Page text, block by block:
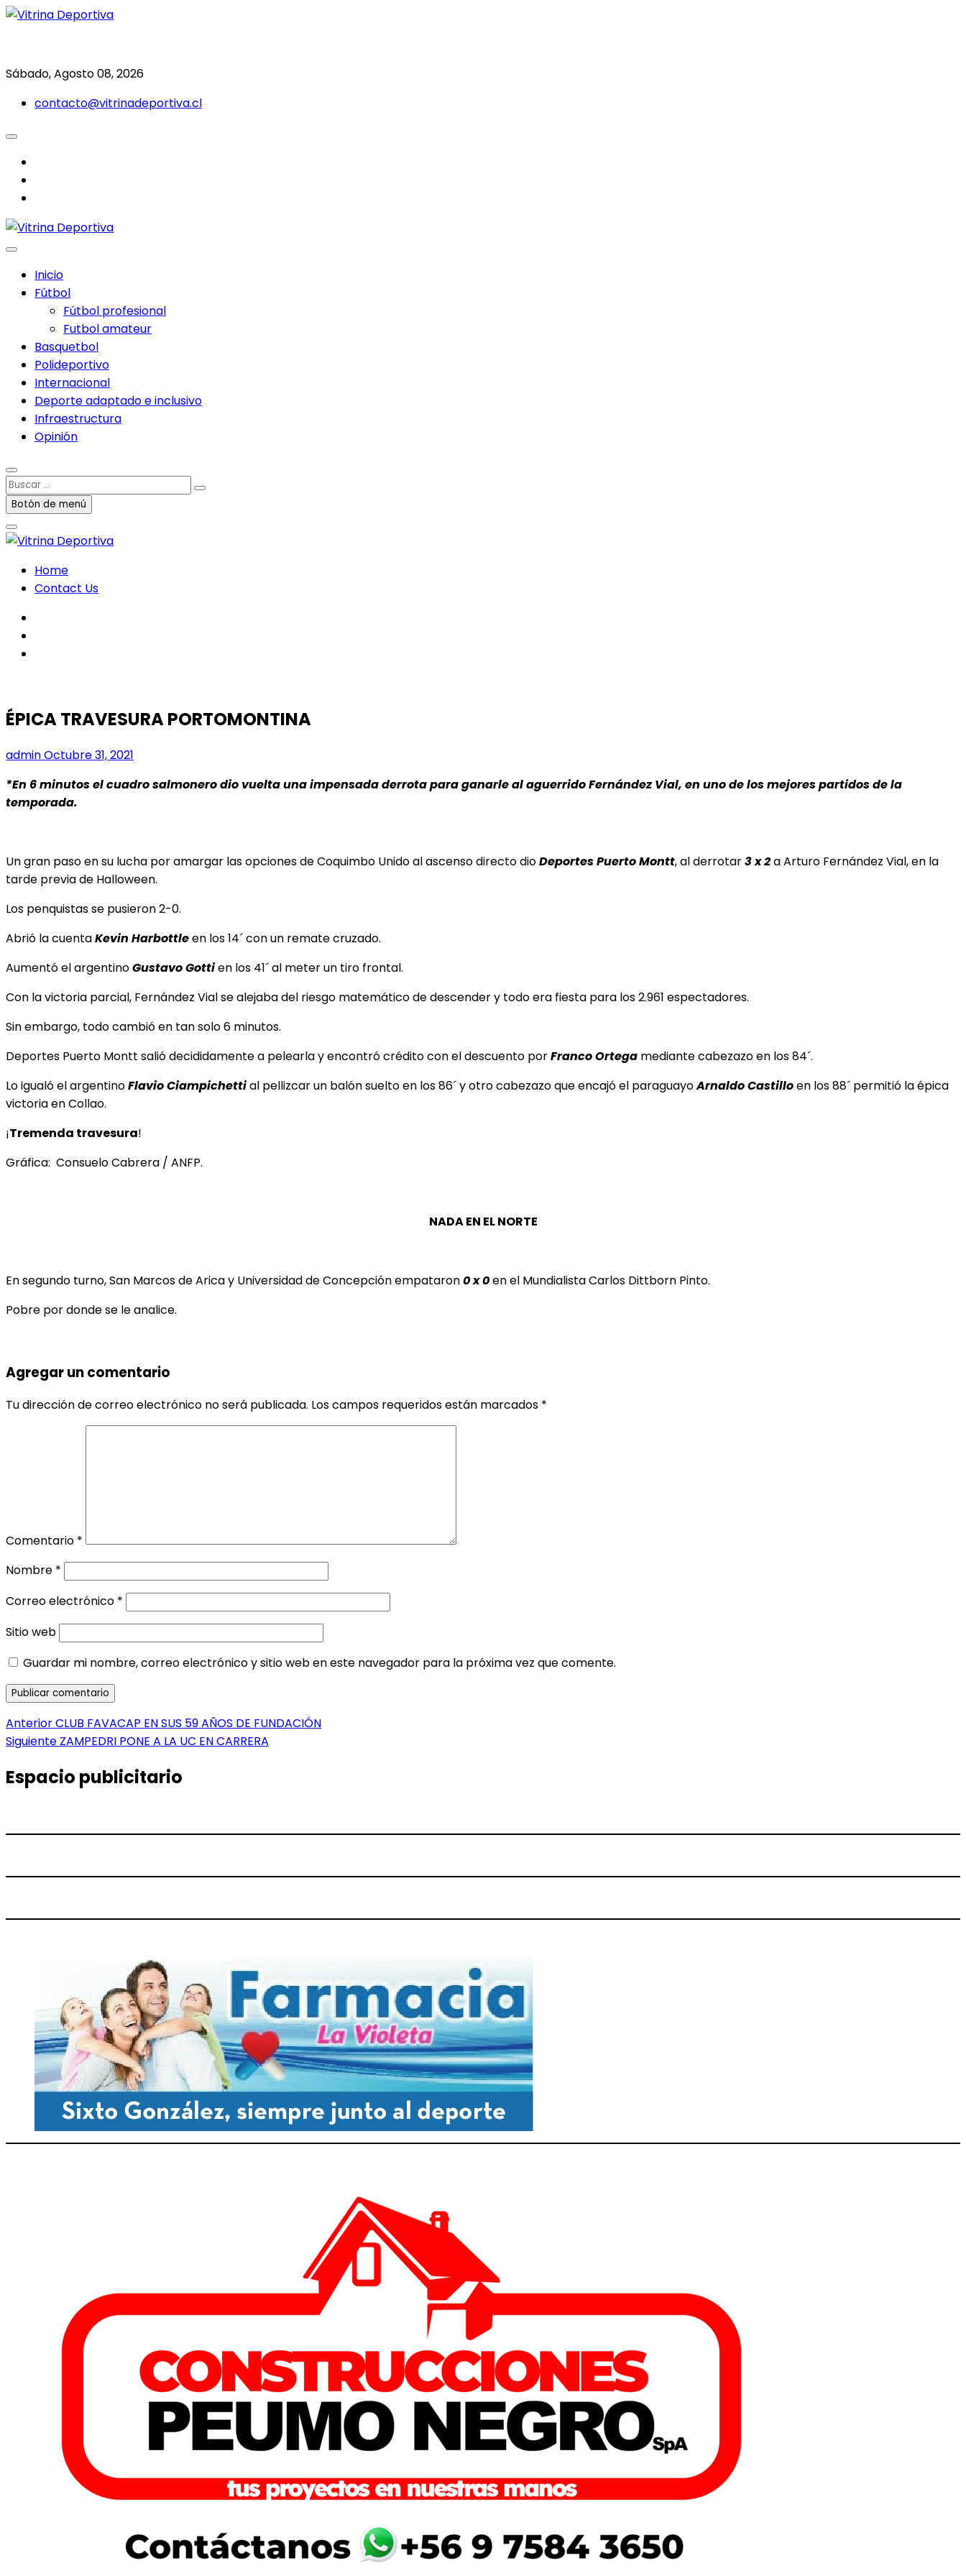
Saltar
Sábado, Agosto 08, 2026
contacto@vitrinadeportiva.cl
Inicio
Fútbol
Fútbol profesional
Futbol amateur
Basquetbol
Polideportivo
Internacional
Deporte adaptado e inclusivo
Infraestructura
Opinión
Buscar
…Botón de menú
Home
Contact Us
ÉPICA TRAVESURA PORTOMONTINA
adminOctubre 31, 2021
*En 6 minutos el cuadro salmonero dio vuelta una impensada derrota para ganarle al aguerrido Fernández Vial, en uno de los mejores partidos de la
temporada.
Un gran paso en su lucha por amargar las opciones de Coquimbo Unido al ascenso directo dioDeportes Puerto Montt, al derrotar3 x 2a Arturo Fernández Vial, en la
tarde previa de Halloween.
Los penquistas se pusieron 2-0.
Abrió la cuentaKevin Harbottleen los 14´ con un remate cruzado.
Aumentó el argentinoGustavo Gottien los 41´ al meter un tiro frontal.
Con la victoria parcial, Fernández Vial se alejaba del riesgo matemático de descender y todo era fiesta para los 2.961 espectadores.
Sin embargo, todo cambió en tan solo 6 minutos.
Deportes Puerto Montt salió decididamente a pelearla y encontró crédito con el descuento porFranco Ortega mediante cabezazo en los 84´.
Lo igualó el argentinoFlavio Ciampichettial pellizcar un balón suelto en los 86´ y otro cabezazo que encajó el paraguayoArnaldo Castilloen los 88´ permitió la épica
victoria en Collao.
¡Tremenda travesura!
Gráfica: Consuelo Cabrera / ANFP.
NADA EN EL NORTE
En segundo turno, San Marcos de Arica y Universidad de Concepción empataron0 x 0en el Mundialista Carlos Dittborn Pinto.
Pobre por donde se le analice.
Agregar un comentario
Tu dirección de correo electrónico no será publicada. Los campos requeridos están marcados *
Comentario *
Nombre *
Correo electrónico *
Sitio web
Guardar mi nombre, correo electrónico y sitio web en este navegador para la próxima vez que comente.
Navegación
de
entradas
AnteriorEntrada
anterior:
CLUB FAVACAP EN SUS 59 AÑOS DE FUNDACIÓN
Siguiente Entrada
ZAMPEDRI PONE A LA UC EN CARRERA
Espacio publicitario